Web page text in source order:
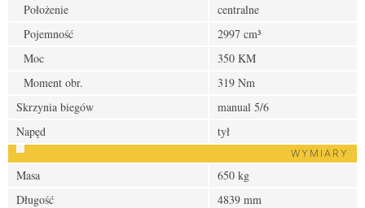
Położenie
centralne
Pojemność
2997 cm³
Moc
350 KM
Moment obr.
319 Nm
Skrzynia biegów
manual 5/6
Napęd
tył
WYMIARY
Masa
650 kg
Długość
4839 mm